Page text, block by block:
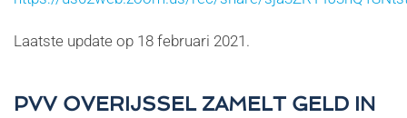
Laatste update op 18 februari 2021 .
PVV OVERIJSSEL ZAMELT GELD IN